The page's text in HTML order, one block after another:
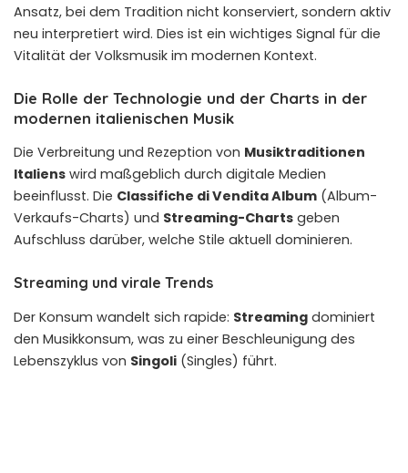
Ansatz, bei dem Tradition nicht konserviert, sondern aktiv
neu interpretiert wird. Dies ist ein wichtiges Signal für die
Vitalität der Volksmusik im modernen Kontext.
Die Rolle der Technologie und der Charts in der
modernen italienischen Musik
Die Verbreitung und Rezeption von Musiktraditionen
Italiens wird maßgeblich durch digitale Medien
beeinflusst. Die Classifiche di Vendita Album (Album-
Verkaufs-Charts) und Streaming-Charts geben
Aufschluss darüber, welche Stile aktuell dominieren.
Streaming und virale Trends
Der Konsum wandelt sich rapide: Streaming dominiert
den Musikkonsum, was zu einer Beschleunigung des
Lebenszyklus von Singoli (Singles) führt.